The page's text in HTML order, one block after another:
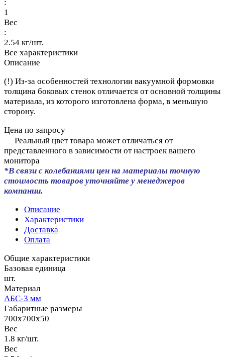
:
1
Вес
:
2.54 кг/шт.
Все характеристики
Описание
(!) Из-за особенностей технологии вакуумной формовки
толщина боковых стенок отличается от основной толщины
материала, из которого изготовлена форма, в меньшую
сторону.
Цена по запросу
Реальный цвет товара может отличаться от
представленного в зависимости от настроек вашего
монитора
*В связи с колебаниями цен на материалы точную
стоимость товаров уточняйте у менеджеров
компании.
Описание
Характеристики
Доставка
Оплата
Общие характеристики
Базовая единица
шт.
Материал
АБС-3 мм
Габаритные размеры
700x700x50
Вес
1.8 кг/шт.
Вес